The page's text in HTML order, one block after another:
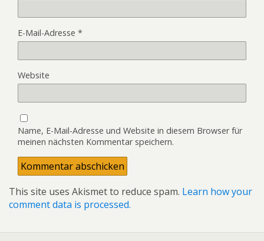
E-Mail-Adresse *
Website
Name, E-Mail-Adresse und Website in diesem Browser für
meinen nächsten Kommentar speichern.
This site uses Akismet to reduce spam. Learn how your
comment data is processed.